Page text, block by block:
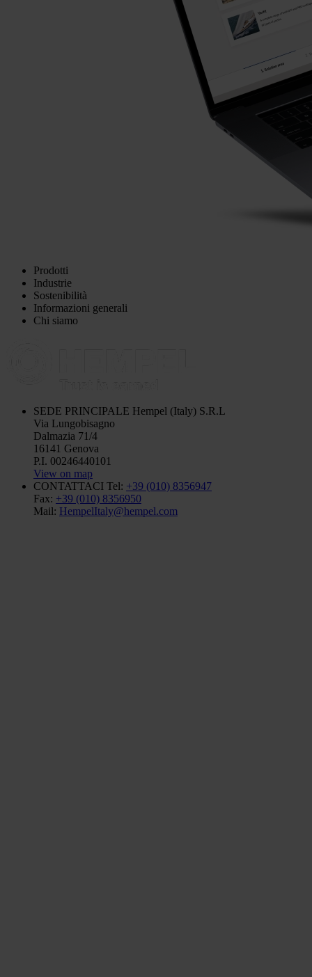
Prodotti
Industrie
Sostenibilità
Informazioni generali
Chi siamo
SEDE PRINCIPALE Hempel (Italy) S.R.L
Via Lungobisagno
Dalmazia 71/4
16141 Genova
P.I. 00246440101
View on map
CONTATTACI Tel: +39 (010) 8356947
Fax: +39 (010) 8356950
Mail: HempelItaly@hempel.com